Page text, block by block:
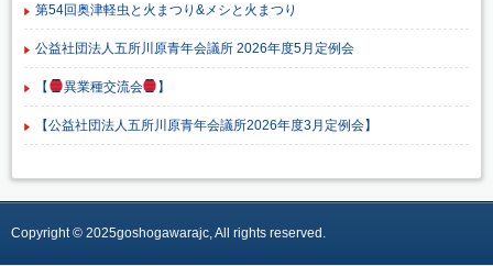
第54回奥津軽虫と火まつり&メシと火まつり
公益社団法人五所川原青年会議所 2026年度5月定例会
【 異業種交流会 】
【公益社団法人五所川原青年会議所2026年度3月定例会】
Copyright © 2025goshogawarajc, All rights reserved.